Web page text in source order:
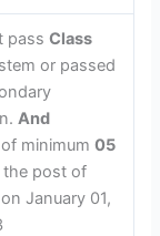
pass Class
or passed
And
minimum 05
the post of
January 01,